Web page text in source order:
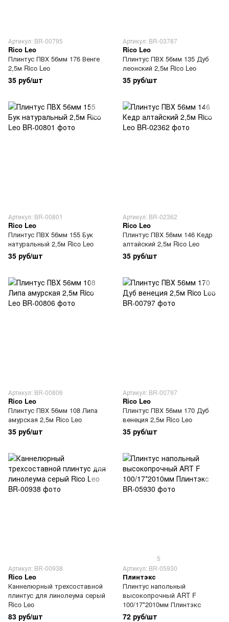
Артикул: BR-00795
Rico Leo
Плинтус ПВХ 56мм 176 Венге
2,5м Rico Leo
35 руб/шт
Артикул: BR-03787
Rico Leo
Плинтус ПВХ 56мм 135 Дуб
леонский 2,5м Rico Leo
35 руб/шт
Артикул: BR-00801
Rico Leo
Плинтус ПВХ 56мм 155 Бук
натуральный 2,5м Rico Leo
35 руб/шт
Артикул: BR-02362
Rico Leo
Плинтус ПВХ 56мм 146 Кедр
алтайский 2,5м Rico Leo
35 руб/шт
Артикул: BR-00806
Rico Leo
Плинтус ПВХ 56мм 108 Липа
амурская 2,5м Rico Leo
35 руб/шт
Артикул: BR-00797
Rico Leo
Плинтус ПВХ 56мм 170 Дуб
венеция 2,5м Rico Leo
35 руб/шт
Артикул: BR-00938
Rico Leo
Каннелюрный трехсоставной
плинтус для линолеума серый
Rico Leo
83 руб/шт
5
Артикул: BR-05930
Плинтэкс
Плинтус напольный
высокопрочный ART F
100/17*2010мм Плинтэкс
72 руб/шт